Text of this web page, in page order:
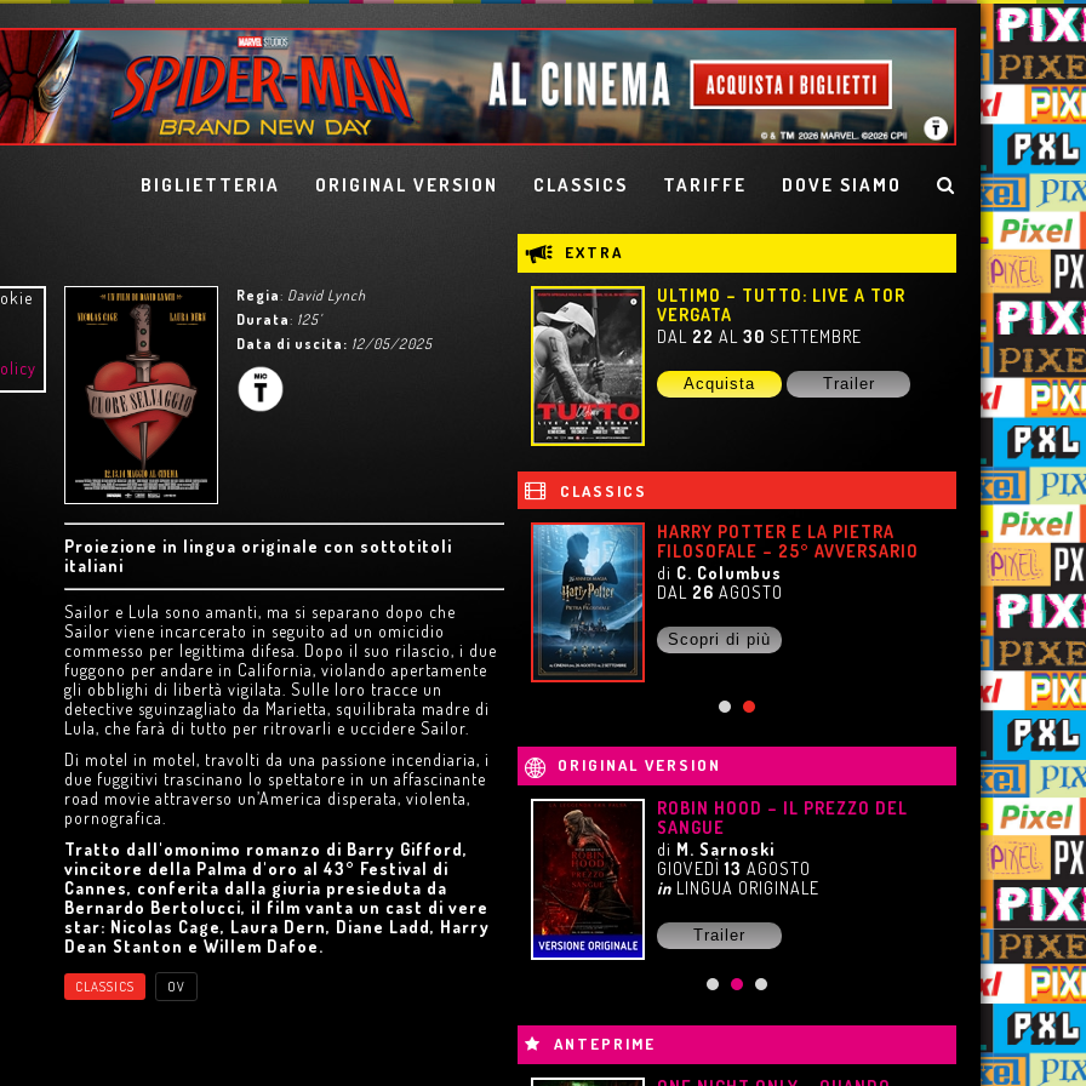
BIGLIETTERIA ORIGINAL VERSION CLASSICS TARIFFE DOVE SIAMO
Regia: David Lynch
Durata: 125'
Data di uscita: 12/05/2025
Proiezione in lingua originale con sottotitoli
italiani
Sailor e Lula sono amanti, ma si separano dopo che
Sailor viene incarcerato in seguito ad un omicidio
commesso per legittima difesa. Dopo il suo rilascio, i due
fuggono per andare in California, violando apertamente
gli obblighi di libertà vigilata. Sulle loro tracce un
detective sguinzagliato da Marietta, squilibrata madre di
Lula, che farà di tutto per ritrovarli e uccidere Sailor.
Di motel in motel, travolti da una passione incendiaria, i
due fuggitivi trascinano lo spettatore in un affascinante
road movie attraverso un’America disperata, violenta,
pornografica.
Tratto dall'omonimo romanzo di Barry Gifford,
vincitore della Palma d'oro al 43° Festival di
Cannes, conferita dalla giuria presieduta da
Bernardo Bertolucci, il film vanta un cast di vere
star: Nicolas Cage, Laura Dern, Diane Ladd, Harry
Dean Stanton e Willem Dafoe.
CLASSICS OV
EXTRA
ULTIMO – TUTTO: LIVE A TOR
VERGATA
DAL 22 AL30 SETTEMBRE
Acquista Trailer
CLASSICS
LISBON STORY
diW. Wenders 1994
Acquista Trailer
HARRY POTTER E LA PIETRA
FILOSOFALE – 25° AVVERSARIO
di C. Columbus
DAL 26 AGOSTO
Scopri di più
ORIGINAL VERSION
HOKUM
GIOVEDÌ6AGOSTO
in LINGUA ORIGINALE
Acquista Trailer
ROBIN HOOD – IL PREZZO DEL
SANGUE
di M. Sarnoski
GIOVEDÌ13 AGOSTO
in LINGUA ORIGINALE
Trailer
ANTEPRIME